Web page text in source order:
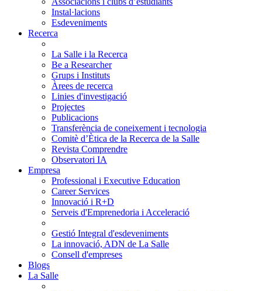
Instal·lacions
Esdeveniments
Recerca
La Salle i la Recerca
Be a Researcher
Grups i Instituts
Àrees de recerca
Linies d'investigació
Projectes
Publicacions
Transferència de coneixement i tecnologia
Comitè d’Ètica de la Recerca de la Salle
Revista Comprendre
Observatori IA
Empresa
Professional i Executive Education
Career Services
Innovació i R+D
Serveis d'Emprenedoria i Acceleració
Gestió Integral d'esdeveniments
La innovació, ADN de La Salle
Consell d'empreses
Blogs
La Salle